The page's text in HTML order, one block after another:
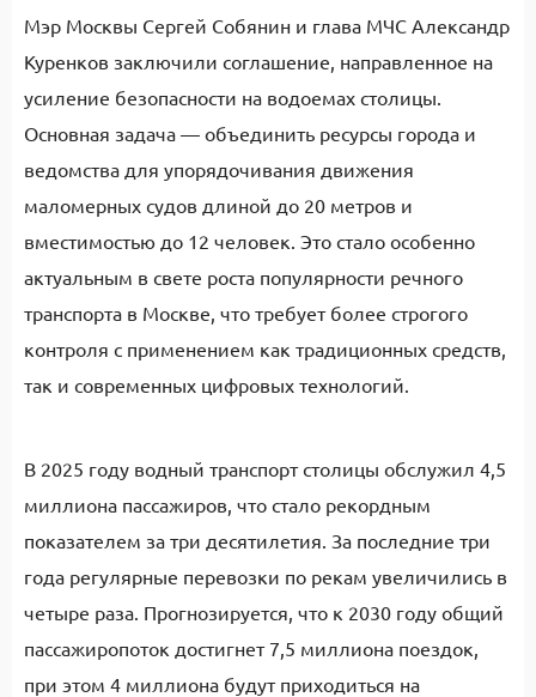
Мэр Москвы Сергей Собянин и глава МЧС Александр
Куренков заключили соглашение, направленное на
усиление безопасности на водоемах столицы.
Основная задача — объединить ресурсы города и
ведомства для упорядочивания движения
маломерных судов длиной до 20 метров и
вместимостью до 12 человек. Это стало особенно
актуальным в свете роста популярности речного
транспорта в Москве, что требует более строгого
контроля с применением как традиционных средств,
так и современных цифровых технологий.
В 2025 году водный транспорт столицы обслужил 4,5
миллиона пассажиров, что стало рекордным
показателем за три десятилетия. За последние три
года регулярные перевозки по рекам увеличились в
четыре раза. Прогнозируется, что к 2030 году общий
пассажиропоток достигнет 7,5 миллиона поездок,
при этом 4 миллиона будут приходиться на